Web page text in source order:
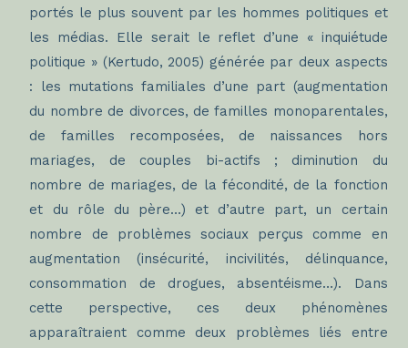
portés le plus souvent par les hommes politiques et
les médias. Elle serait le reflet d’une « inquiétude
politique » (Kertudo, 2005) générée par deux aspects
: les mutations familiales d’une part (augmentation
du nombre de divorces, de familles monoparentales,
de familles recomposées, de naissances hors
mariages, de couples bi-actifs ; diminution du
nombre de mariages, de la fécondité, de la fonction
et du rôle du père…) et d’autre part, un certain
nombre de problèmes sociaux perçus comme en
augmentation (insécurité, incivilités, délinquance,
consommation de drogues, absentéisme…). Dans
cette perspective, ces deux phénomènes
apparaîtraient comme deux problèmes liés entre